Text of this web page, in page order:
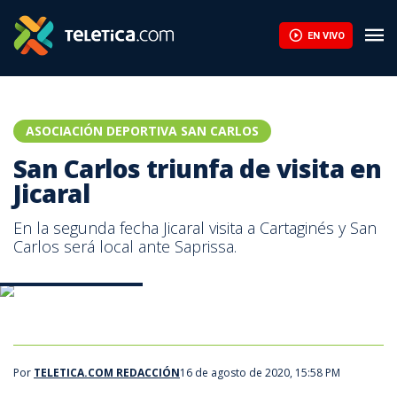
EN VIVO
ASOCIACIÓN DEPORTIVA SAN CARLOS
San Carlos triunfa de visita en
Jicaral
En la segunda fecha Jicaral visita a Cartaginés y San
Carlos será local ante Saprissa.
Por TELETICA.COM REDACCIÓN16 de agosto de 2020, 15:58 PM